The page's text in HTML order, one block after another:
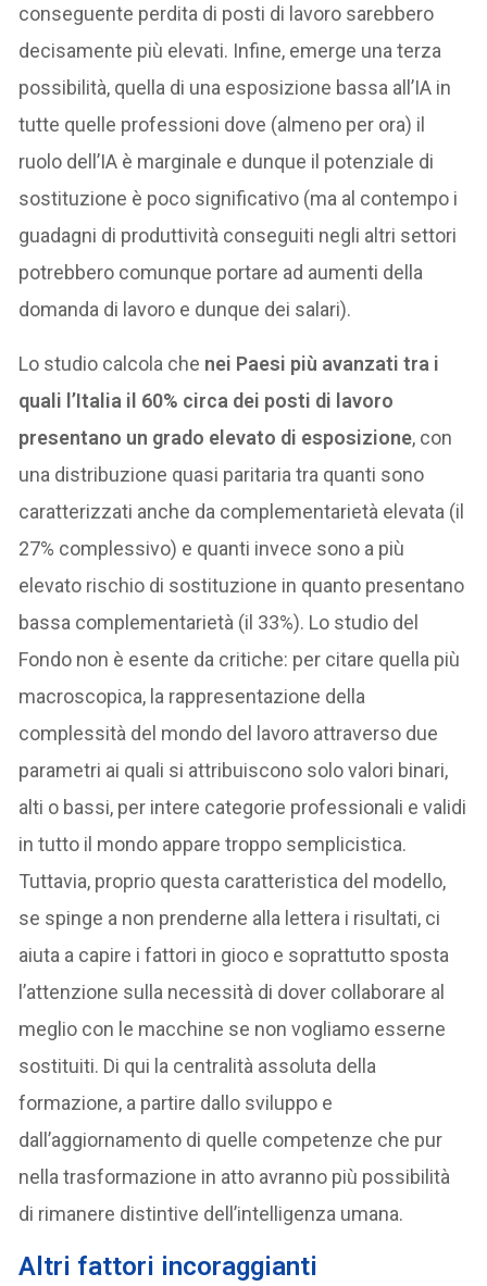
conseguente perdita di posti di lavoro sarebbero
decisamente più elevati. Infine, emerge una terza
possibilità, quella di una esposizione bassa all’IA in
tutte quelle professioni dove (almeno per ora) il
ruolo dell’IA è marginale e dunque il potenziale di
sostituzione è poco significativo (ma al contempo i
guadagni di produttività conseguiti negli altri settori
potrebbero comunque portare ad aumenti della
domanda di lavoro e dunque dei salari).
Lo studio calcola che nei Paesi più avanzati tra i
quali l’Italia il 60% circa dei posti di lavoro
presentano un grado elevato di esposizione, con
una distribuzione quasi paritaria tra quanti sono
caratterizzati anche da complementarietà elevata (il
27% complessivo) e quanti invece sono a più
elevato rischio di sostituzione in quanto presentano
bassa complementarietà (il 33%). Lo studio del
Fondo non è esente da critiche: per citare quella più
macroscopica, la rappresentazione della
complessità del mondo del lavoro attraverso due
parametri ai quali si attribuiscono solo valori binari,
alti o bassi, per intere categorie professionali e validi
in tutto il mondo appare troppo semplicistica.
Tuttavia, proprio questa caratteristica del modello,
se spinge a non prenderne alla lettera i risultati, ci
aiuta a capire i fattori in gioco e soprattutto sposta
l’attenzione sulla necessità di dover collaborare al
meglio con le macchine se non vogliamo esserne
sostituiti. Di qui la centralità assoluta della
formazione, a partire dallo sviluppo e
dall’aggiornamento di quelle competenze che pur
nella trasformazione in atto avranno più possibilità
di rimanere distintive dell’intelligenza umana.
Altri fattori incoraggianti